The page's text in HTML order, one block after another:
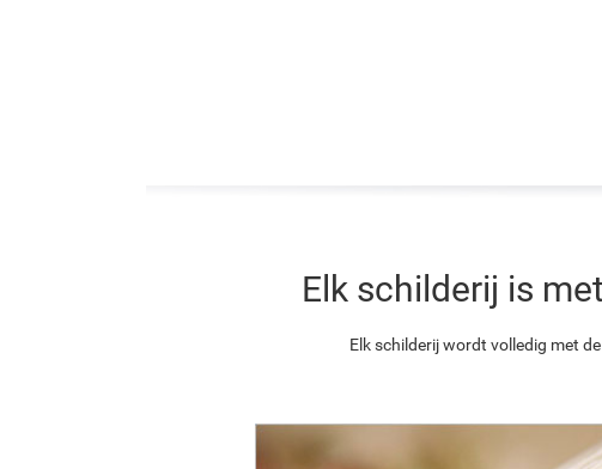
Elk schilderij is
Elk schilderij wordt volledig met